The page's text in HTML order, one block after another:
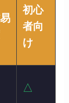
初心
者向
け
△